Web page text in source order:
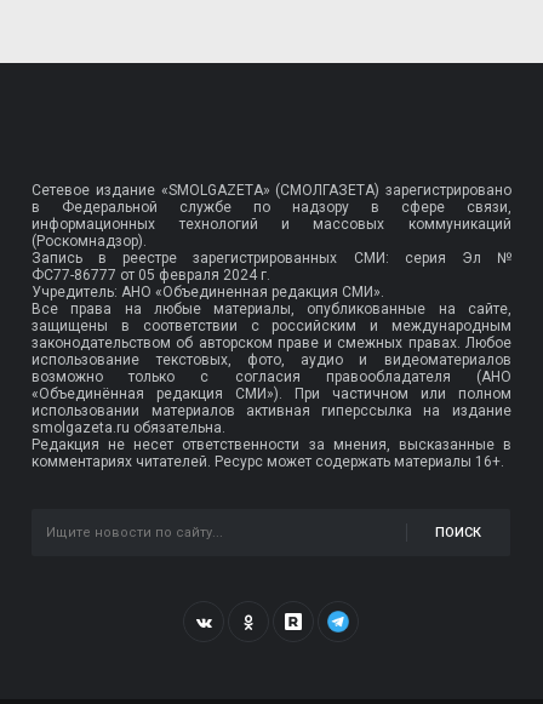
Сетевое издание «SMOLGAZETA» (СМОЛГАЗЕТА) зарегистрировано
в Федеральной службе по надзору в сфере связи,
информационных технологий и массовых коммуникаций
(Роскомнадзор).
Запись в реестре зарегистрированных СМИ: серия Эл №
ФС77-86777 от 05 февраля 2024 г.
Учредитель: АНО «Объединенная редакция СМИ».
Все права на любые материалы, опубликованные на сайте,
защищены в соответствии с российским и международным
законодательством об авторском праве и смежных правах. Любое
использование текстовых, фото, аудио и видеоматериалов
возможно только с согласия правообладателя (АНО
«Объединённая редакция СМИ»). При частичном или полном
использовании материалов активная гиперссылка на издание
smolgazeta.ru обязательна.
Редакция не несет ответственности за мнения, высказанные в
комментариях читателей. Ресурс может содержать материалы 16+.
ПОИСК